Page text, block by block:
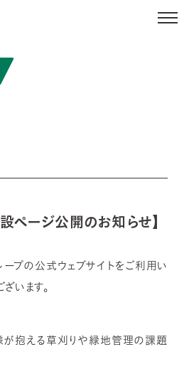
ページ公開のお知らせ】​
プの公式ウェブサイトをご利用い
います。​
が抱える草刈りや緑地管理の課題